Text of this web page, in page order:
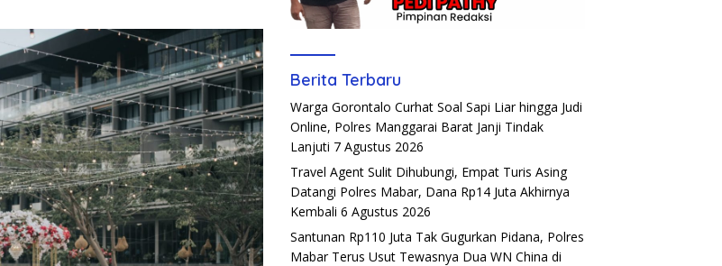
Berita Terbaru
Warga Gorontalo Curhat Soal Sapi Liar hingga Judi
Online, Polres Manggarai Barat Janji Tindak
Lanjuti 7 Agustus 2026
Travel Agent Sulit Dihubungi, Empat Turis Asing
Datangi Polres Mabar, Dana Rp14 Juta Akhirnya
Kembali 6 Agustus 2026
Santunan Rp110 Juta Tak Gugurkan Pidana, Polres
Mabar Terus Usut Tewasnya Dua WN China di